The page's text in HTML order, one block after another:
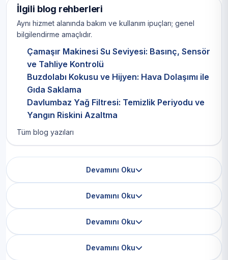
İlgili blog rehberleri
Aynı hizmet alanında bakım ve kullanım ipuçları; genel
bilgilendirme amaçlıdır.
Çamaşır Makinesi Su Seviyesi: Basınç, Sensör
ve Tahliye Kontrolü
Buzdolabı Kokusu ve Hijyen: Hava Dolaşımı ile
Gıda Saklama
Davlumbaz Yağ Filtresi: Temizlik Periyodu ve
Yangın Riskini Azaltma
Tüm blog yazıları
Devamını Oku
Devamını Oku
Devamını Oku
Devamını Oku